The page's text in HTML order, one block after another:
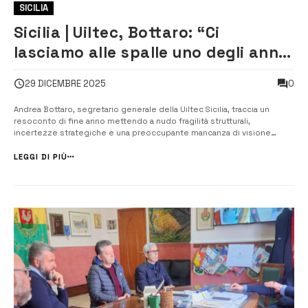
SICILIA
Sicilia | Uiltec, Bottaro: “Ci
lasciamo alle spalle uno degli anni
29 DICEMBRE 2025 0
Andrea Bottaro, segretario generale della Uiltec Sicilia, traccia un
resoconto di fine anno mettendo a nudo fragilità strutturali,
incertezze strategiche e una preoccupante mancanza di visione
apprestiamo a lasciarci alle spalle è stato senza dubbio uno dei più
LEGGI DI PIÙ